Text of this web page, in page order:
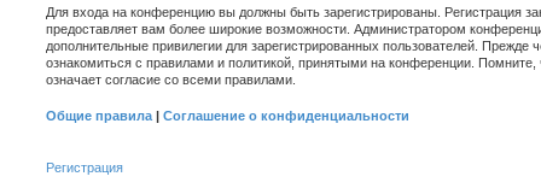
Для входа на конференцию вы должны быть зарегистрированы. Регистрация
предоставляет вам более широкие возможности. Администратором
дополнительные привилегии для зарегистрированных пользователей. Прежде
ознакомиться с правилами и политикой, принятыми на конференции.
означает согласие со всеми правилами.
Общие правила | Соглашение о конфиденциальности
Регистрация